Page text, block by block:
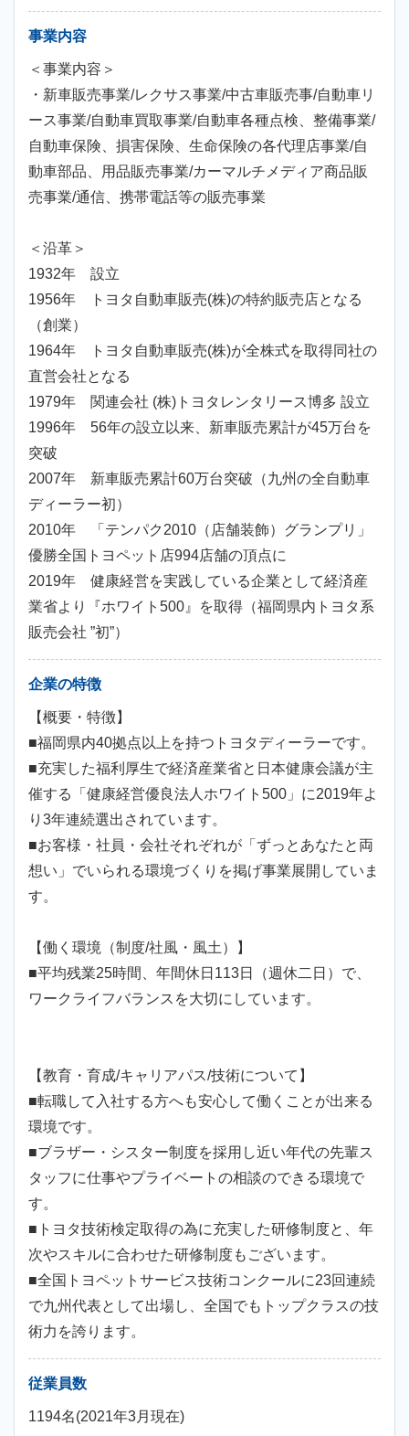
事業内容
＜事業内容＞
・新車販売事業/レクサス事業/中古車販売事/自動車リ
ース事業/自動車買取事業/自動車各種点検、整備事業/
自動車保険、損害保険、生命保険の各代理店事業/自
動車部品、用品販売事業/カーマルチメディア商品販
売事業/通信、携帯電話等の販売事業
＜沿革＞
1932年 設立
1956年 トヨタ自動車販売(株)の特約販売店となる
（創業）
1964年 トヨタ自動車販売(株)が全株式を取得同社の
直営会社となる
1979年 関連会社 (株)トヨタレンタリース博多 設立
1996年 56年の設立以来、新車販売累計が45万台を
突破
2007年 新車販売累計60万台突破（九州の全自動車
ディーラー初）
2010年 「テンパク2010（店舗装飾）グランプリ」
優勝全国トヨペット店994店舗の頂点に
2019年 健康経営を実践している企業として経済産
業省より『ホワイト500』を取得（福岡県内トヨタ系
販売会社 ”初”）
企業の特徴
【概要・特徴】
■福岡県内40拠点以上を持つトヨタディーラーです。
■充実した福利厚生で経済産業省と日本健康会議が主
催する「健康経営優良法人ホワイト500」に2019年よ
り3年連続選出されています。
■お客様・社員・会社それぞれが「ずっとあなたと両
想い」でいられる環境づくりを掲げ事業展開していま
す。
【働く環境（制度/社風・風土）】
■平均残業25時間、年間休日113日（週休二日）で、
ワークライフバランスを大切にしています。
【教育・育成/キャリアパス/技術について】
■転職して入社する方へも安心して働くことが出来る
環境です。
■ブラザー・シスター制度を採用し近い年代の先輩ス
タッフに仕事やプライベートの相談のできる環境で
す。
■トヨタ技術検定取得の為に充実した研修制度と、年
次やスキルに合わせた研修制度もございます。
■全国トヨペットサービス技術コンクールに23回連続
で九州代表として出場し、全国でもトップクラスの技
術力を誇ります。
従業員数
1194名(2021年3月現在)